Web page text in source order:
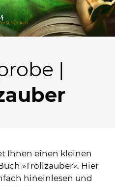
|
Ihnen einen kleinen
»Trollzauber«. Hier
hineinlesen und